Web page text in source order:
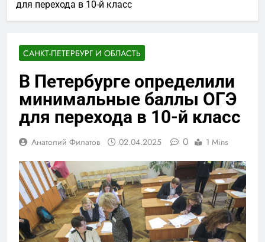
для перехода в 10-й класс
САНКТ-ПЕТЕРБУРГ И ОБЛАСТЬ
В Петербурге определили
минимальные баллы ОГЭ
для перехода в 10-й класс
Анатолий Филатов 02.04.2025 0 1 Mins